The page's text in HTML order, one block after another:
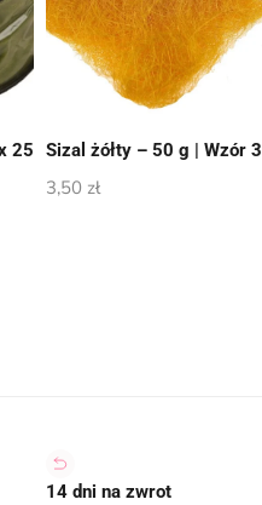
25
Sizal żółty – 50 g | Wzór 3
3,50 zł
14 dni na zwrot